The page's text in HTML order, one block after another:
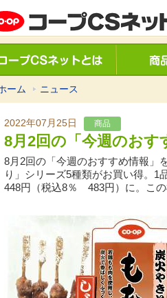
ーム ニュース
2022年07月25日 商品
8月2回の「今週のおす
8月2回の「今週のおすすめ情報」
り」シリーズ5種類がお買い得。
448円（税込8％ 483円）に。この